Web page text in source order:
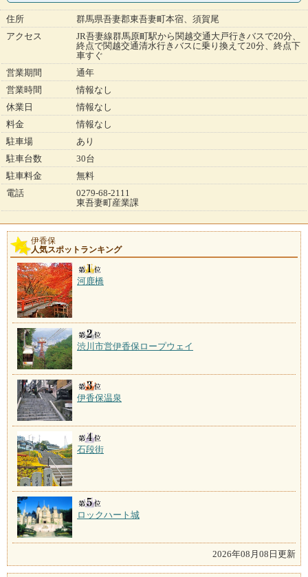
住所
群馬県吾妻郡東吾妻町本宿、須賀尾
アクセス
JR吾妻線群馬原町駅から関越交通大戸行きバスで20分、
終点で関越交通清水行きバスに乗り換えて20分、終点下
車すぐ
営業期間
通年
営業時間
情報なし
休業日
情報なし
料金
情報なし
駐車場
あり
駐車台数
30台
駐車料金
無料
電話
0279-68-2111
東吾妻町産業課
伊香保
人気スポットランキング
河鹿橋
渋川市営伊香保ロープウェイ
伊香保温泉
石段街
ロックハート城
2026年08月08日更新